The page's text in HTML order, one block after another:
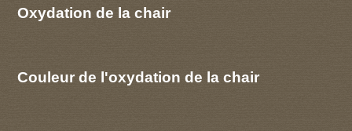
Oxydation de la chair
Couleur de l'oxydation de la chair